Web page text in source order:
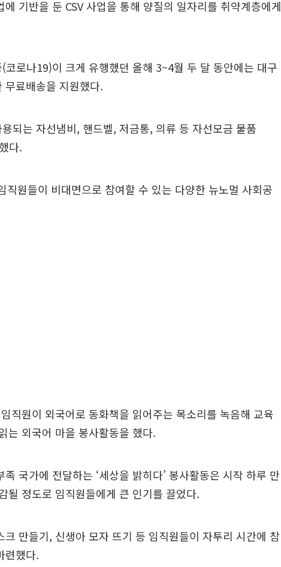
기반을 둔 CSV 사업을 통해 양질의 일자리를 취약계층에게
코로나19)이 크게 유행했던 올해 3~4월 두 달 동안에는 대구
무료배송을 지원했다.
되는 자선냄비, 핸드벨, 저금통, 의류 등 자선모금 물품
다.
직원들이 비대면으로 참여할 수 있는 다양한 뉴노멀 사회공
직원이 외국어로 동화책을 읽어주는 목소리를 녹음해 교육
는 외국어 마을 봉사활동을 했다.
국가에 전달하는 ‘세상을 밝히다’ 봉사활동은 시작 하루 만
될 정도로 임직원들에게 큰 인기를 끌었다.
만들기, 신생아 모자 뜨기 등 임직원들이 자투리 시간에 참
련했다.